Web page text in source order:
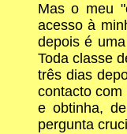
Mas o meu
acesso à
depois é
Toda classe
três dias
contacto com
e obtinha,
pergunta